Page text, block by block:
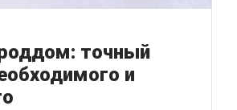
точный
и